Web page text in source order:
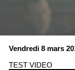
Vendredi 8 mars
TEST VIDEO